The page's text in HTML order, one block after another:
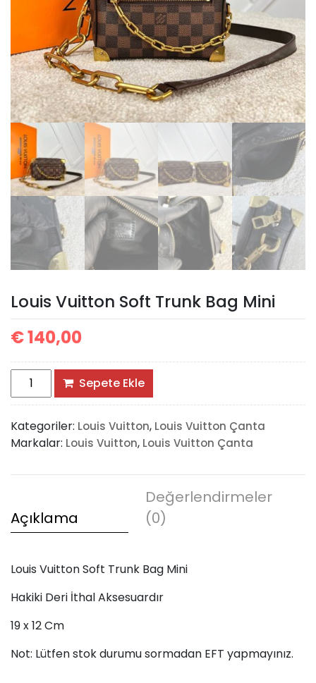
Louis Vuitton Soft Trunk Bag Mini
€140,00
Louis
Vuitton
Soft
Trunk
Bag
adet
Sepete Ekle
Kategoriler: Louis Vuitton, Louis Vuitton Çanta
Markalar: Louis Vuitton, Louis Vuitton Çanta
Açıklama
Değerlendirmeler
(0)
Louis Vuitton Soft Trunk Bag Mini
Hakiki Deri İthal Aksesuardır
19 x 12 Cm
Not: Lütfen stok durumu sormadan EFT yapmayınız.